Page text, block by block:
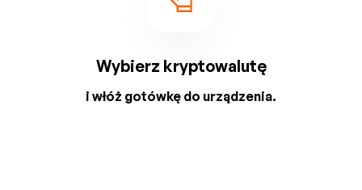
Wybierz kryptowalutę
i włóż gotówkę do urządzenia.